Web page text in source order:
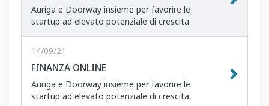
Auriga e Doorway insieme per favorire le
startup ad elevato potenziale di crescita
14/09/21
FINANZA ONLINE
Auriga e Doorway insieme per favorire le
startup ad elevato potenziale di crescita